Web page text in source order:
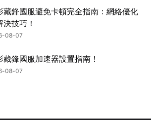
藏鋒國服避免卡頓完全指南：網絡優化
決技巧！
08-07
藏鋒國服加速器設置指南！
08-07